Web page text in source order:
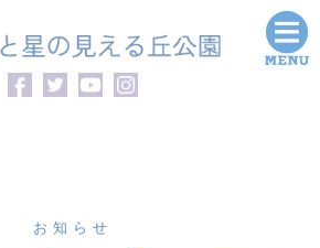
お知らせ